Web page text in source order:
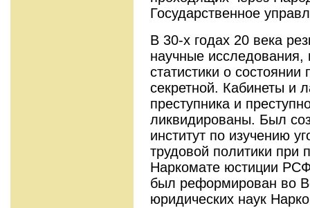
Государственное
В 30-х годах 20 века
научные исследования,
статистики о состоянии
секретной. Кабинеты и
преступника и
ликвидированы. Был
институт по изучению
трудовой политики при
Наркомате юстиции
был реформирован во
юридических наук